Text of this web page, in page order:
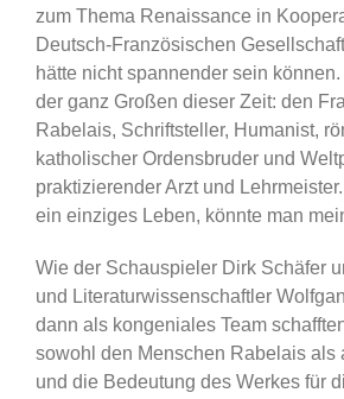
zum Thema Renaissance in
Deutsch-Französischen
hätte nicht spannender sein
der ganz Großen dieser Zeit: den
Rabelais, Schriftsteller, Humanist,
katholischer Ordensbruder und
praktizierender Arzt und
ein einziges Leben, könnte man
Wie der Schauspieler Dirk Schäfer
und Literaturwissenschaftler
dann als kongeniales Team
sowohl den Menschen Rabelais als
und die Bedeutung des Werkes für